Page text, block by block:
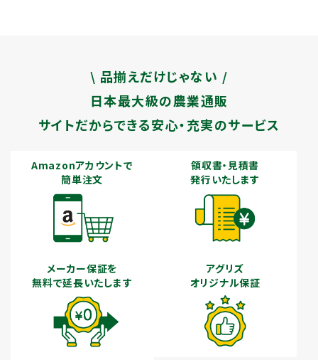
\ 品揃えだけじゃない /
日本最大級の農業通販
サイトだからできる安心・充実のサービス
Amazonアカウントで
簡単注文
領収書・見積書
発行いたします
メーカー保証を
無料で延長いたします
アグリズ
オリジナル保証